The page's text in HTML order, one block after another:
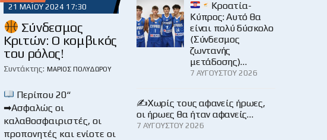
21 ΜΑΪ́ΟΥ 2024 17:30
Σύνδεσμος
Κριτών: Ο κομβικός
του ρόλος!
Συντάκτης: ΜΆΡΙΟΣ ΠΟΛΥΔΏΡΟΥ
Περίπου 20“
➡Ασφαλώς οι
καλαθοσφαιριστές, οι
προπονητές και ενίοτε οι
Κροατία-
Κύπρος: Αυτό θα
είναι πολύ δύσκολο
(Σύνδεσμος
ζωντανής
μετάδοσης)…
7 ΑΥΓΟΎΣΤΟΥ 2026
✍️Χωρίς τους αφανείς ήρωες,
οι ήρωες θα ήταν αφανείς…
7 ΑΥΓΟΎΣΤΟΥ 2026